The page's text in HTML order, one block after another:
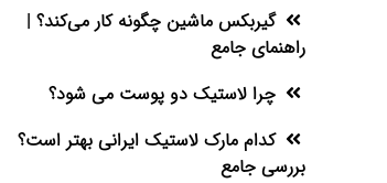
گیربکس ماشین چگونه کار می‌کند؟ |
راهنمای جامع
چرا لاستیک دو پوست می شود؟
کدام مارک لاستیک ایرانی بهتر است؟
بررسی جامع